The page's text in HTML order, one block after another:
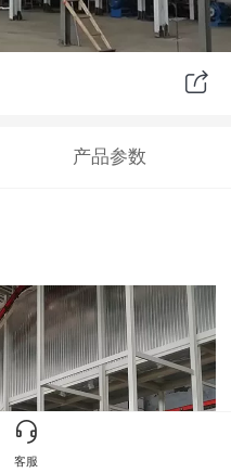
产品参数
客服